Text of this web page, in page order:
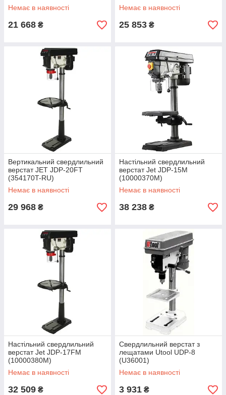
Немає в наявності
21 668 ₴
Немає в наявності
25 853 ₴
Вертикальний свердлильний
верстат JET JDP-20FT
(354170T-RU)
Немає в наявності
29 968 ₴
Настільний свердлильний
верстат Jet JDP-15M
(10000370M)
Немає в наявності
38 238 ₴
Настільний свердлильний
верстат Jet JDP-17FM
(10000380M)
Немає в наявності
32 509 ₴
Свердлильний верстат з
лещатами Utool UDP-8
(U36001)
Немає в наявності
3 931 ₴